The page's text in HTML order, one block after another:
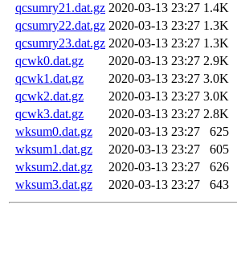
qcsumry21.dat.gz 2020-03-13 23:27 1.4K
qcsumry22.dat.gz 2020-03-13 23:27 1.3K
qcsumry23.dat.gz 2020-03-13 23:27 1.3K
qcwk0.dat.gz
2020-03-13 23:27 2.9K
qcwk1.dat.gz
2020-03-13 23:27 3.0K
qcwk2.dat.gz
2020-03-13 23:27 3.0K
qcwk3.dat.gz
2020-03-13 23:27 2.8K
wksum0.dat.gz
2020-03-13 23:27
625
wksum1.dat.gz
2020-03-13 23:27
605
wksum2.dat.gz
2020-03-13 23:27
626
wksum3.dat.gz
2020-03-13 23:27 643